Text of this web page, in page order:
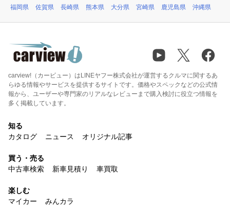
福岡県
佐賀県 長崎県 熊本県 大分県 宮崎県 鹿児島県 沖縄県
carview!（カービュー）はLINEヤフー株式会社が運営するクルマに関するあ
らゆる情報やサービスを提供するサイトです。価格やスペックなどの公式情
報から、ユーザーや専門家のリアルなレビューまで購入検討に役立つ情報を
多く掲載しています。
知る
カタログ
ニュース オリジナル記事
買う・売る
中古車検索
新車見積り 車買取
楽しむ
マイカー
みんカラ